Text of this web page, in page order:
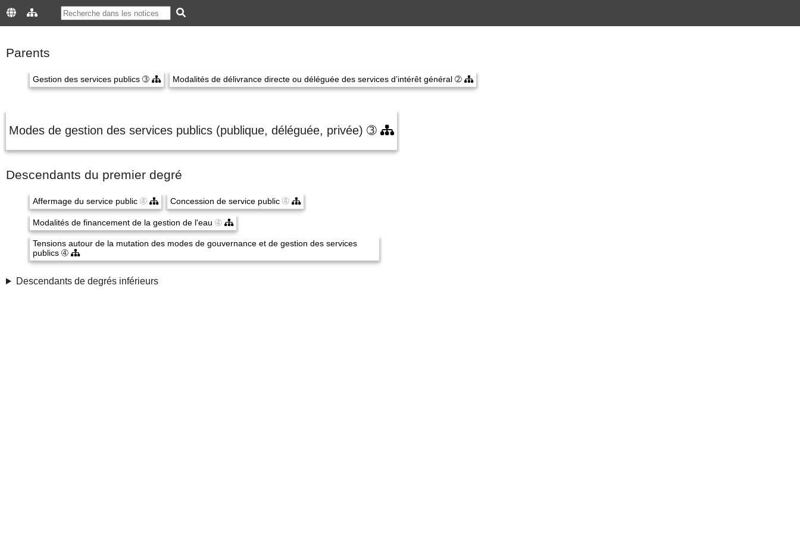
Parents
Gestion des services publics ➂ Modalités de délivrance directe ou déléguée des services d’intérêt général ➁
Modes de gestion des services publics (publique, déléguée, privée) ➂
Descendants du premier degré
Affermage du service public ➃ Concession de service public ➃
Modalités de financement de la gestion de l'eau ➃
Tensions autour de la mutation des modes de gouvernance et de gestion des services
publics ➃
Descendants de degrés inférieurs